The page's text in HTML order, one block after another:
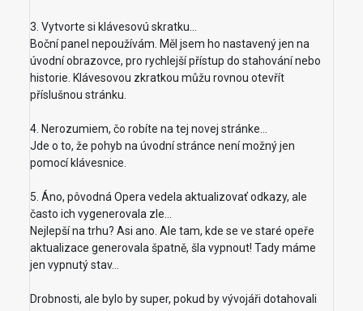
3. Vytvorte si klávesovú skratku...
Boční panel nepoužívám. Měl jsem ho nastavený jen na
úvodní obrazovce, pro rychlejší přístup do stahování nebo
historie. Klávesovou zkratkou můžu rovnou otevřít
příslušnou stránku.
4. Nerozumiem, čo robíte na tej novej stránke...
Jde o to, že pohyb na úvodní stránce není možný jen
pomocí klávesnice.
5. Áno, pôvodná Opera vedela aktualizovať odkazy, ale
často ich vygenerovala zle...
Nejlepší na trhu? Asi ano. Ale tam, kde se ve staré opeře
aktualizace generovala špatně, šla vypnout! Tady máme
jen vypnutý stav...
Drobnosti, ale bylo by super, pokud by vývojáři dotahovali